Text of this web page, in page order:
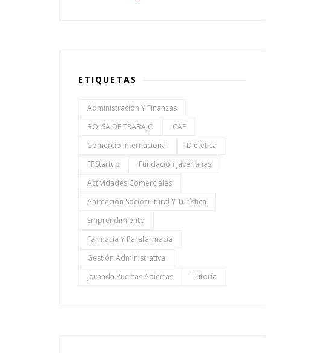
ETIQUETAS
Administración Y Finanzas
BOLSA DE TRABAJO
CAE
Comercio Internacional
Dietética
FPStartup
Fundación Javerianas
Actividades Comerciales
Animación Sociocultural Y Turística
Emprendimiento
Farmacia Y Parafarmacia
Gestión Administrativa
Jornada Puertas Abiertas
Tutoría